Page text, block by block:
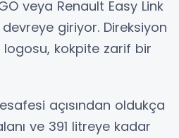
veya Renault Easy Link
giriyor. Direksiyon
logosu, kokpite zarif bir
açısından oldukça
ve 391 litreye kadar